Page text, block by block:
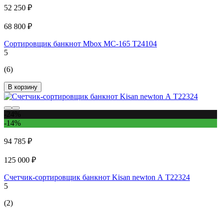
52 250 ₽
68 800 ₽
Сортировщик банкнот Mbox MC-165 Т24104
5
(6)
В корзину
-14%
94 785 ₽
125 000 ₽
Счетчик-сортировщик банкнот Kisan newton А Т22324
5
(2)